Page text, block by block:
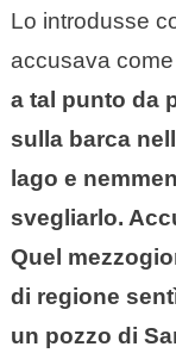
Lo introdusse
accusava
a tal punto da
sulla barca
lago e
svegliarlo.
Quel
di regione
un pozzo di